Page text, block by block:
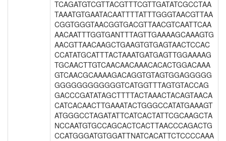
TCAGATGTCGTTACGTTTCGTTGATATCGCCTAA
TAAATGTGAATACAATTTTATTTGGGTAACGTTAA
CGGTGGGTAACGGTGACGTTAACGTCAATTCAA
AACAATTTGGTGANTTTAGTTGAAAAGCAAAGTG
AACGTTAACAAGCTGAAGTGTGAGTAACTCCAC
CCATATGCATTTACTAAATGATGAGTTGGAAAAG
TGCAACTTGTCAACAACAAACACACTGGACAAA
GTCAACGCAAAAGACAGGTGTAGTGGAGGGGG
GGGGGGGGGGGGTCATGGTTTAGTGTACCAG
GACCCGATATAGCTTTTACTAAACTACAGTAACA
CATCACAACTTGAAATACTGGGCCATATGAAAGT
ATGGGCCTAGATATTCATCACTATTCGCAAGCTA
NCCAATGTGCCAGCACTCACTTAACCCAGACTG
CCATGGGATGTGGATTNATCACATTCTCCCCAAA